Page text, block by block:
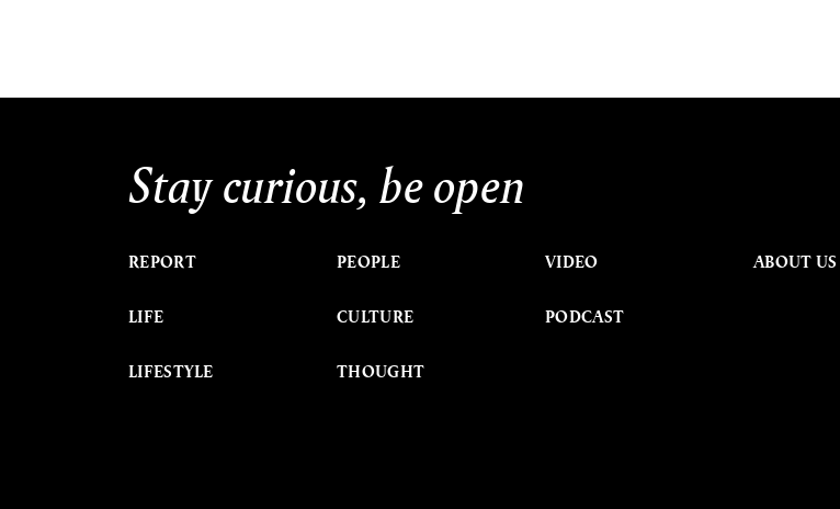
Stay curious, be open
REPORT
LIFE
LIFESTYLE
PEOPLE
CULTURE
THOUGHT
VIDEO
PODCAST
ABOUT US